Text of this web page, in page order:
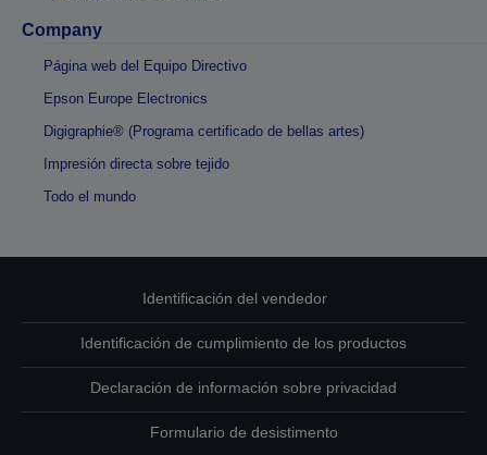
Company
Página web del Equipo Directivo
Epson Europe Electronics
Digigraphie® (Programa certificado de bellas artes)
Impresión directa sobre tejido
Todo el mundo
Identificación del vendedor
Identificación de cumplimiento de los productos
Declaración de información sobre privacidad
Formulario de desistimento